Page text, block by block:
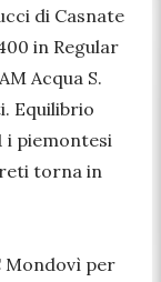
di Casnate
in Regular
Acqua S.
Equilibrio
i piemontesi
torna in
Mondovì per